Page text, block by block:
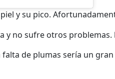
y su pico.
y no sufre otros problemas.
de plumas sería un